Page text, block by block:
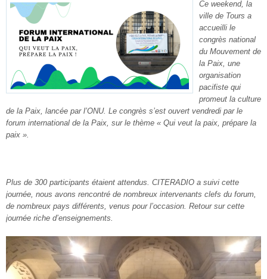
Ce weekend, la
ville de Tours a
accueilli le
congrès national
du Mouvement de
la Paix, une
organisation
pacifiste qui
promeut la culture
de la Paix, lancée par l’ONU. Le congrès s’est ouvert vendredi par le
forum international de la Paix, sur le thème « Qui veut la paix, prépare la
paix ».
Plus de 300 participants étaient attendus. CITERADIO a suivi cette
journée, nous avons rencontré de nombreux intervenants clefs du forum,
de nombreux pays différents, venus pour l’occasion. Retour sur cette
journée riche d’enseignements.